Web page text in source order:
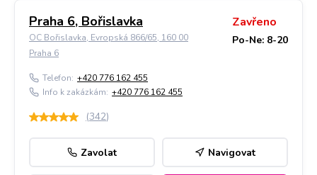
Praha 6, Bořislavka
OC Bořislavka, Evropská 866/65, 160 00
Praha 6
Zavřeno
Po-Ne: 8-20
Telefon: +420 776 162 455
Info k zakázkám: +420 776 162 455
(342)
Zavolat Navigovat